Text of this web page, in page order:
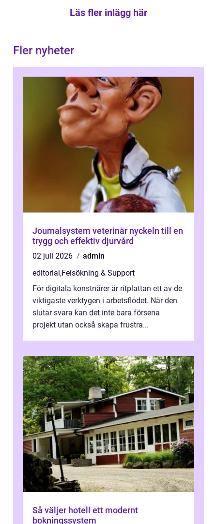
Läs fler inlägg här
Fler nyheter
Journalsystem veterinär nyckeln till en
trygg och effektiv djurvård
02 juli 2026
admin
editorial,Felsökning & Support
För digitala konstnärer är ritplattan ett av de
viktigaste verktygen i arbetsflödet. När den
slutar svara kan det inte bara försena
projekt utan också skapa frustra...
Så väljer hotell ett modernt
bokningssystem